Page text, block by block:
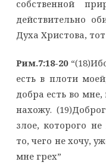
собственной
действительно
Духа Христова,
Рим.7:18-20
есть в плоти
добра есть во
нахожу.
злое, которого
то, чего не хочу,
мне грех”